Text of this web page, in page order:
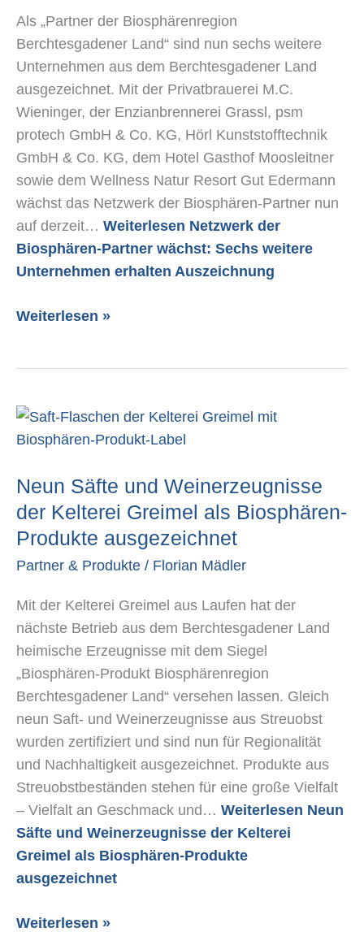
Als „Partner der Biosphärenregion
Berchtesgadener Land“ sind nun sechs weitere
Unternehmen aus dem Berchtesgadener Land
ausgezeichnet. Mit der Privatbrauerei M.C.
Wieninger, der Enzianbrennerei Grassl, psm
protech GmbH & Co. KG, Hörl Kunststofftechnik
GmbH & Co. KG, dem Hotel Gasthof Moosleitner
sowie dem Wellness Natur Resort Gut Edermann
wächst das Netzwerk der Biosphären-Partner nun
auf derzeit… Weiterlesen Netzwerk der
Biosphären-Partner wächst: Sechs weitere
Unternehmen erhalten Auszeichnung
Weiterlesen »
Neun Säfte und Weinerzeugnisse
der Kelterei Greimel als Biosphären-
Produkte ausgezeichnet
Partner & Produkte / Florian Mädler
Mit der Kelterei Greimel aus Laufen hat der
nächste Betrieb aus dem Berchtesgadener Land
heimische Erzeugnisse mit dem Siegel
„Biosphären-Produkt Biosphärenregion
Berchtesgadener Land“ versehen lassen. Gleich
neun Saft- und Weinerzeugnisse aus Streuobst
wurden zertifiziert und sind nun für Regionalität
und Nachhaltigkeit ausgezeichnet. Produkte aus
Streuobstbeständen stehen für eine große Vielfalt
– Vielfalt an Geschmack und… Weiterlesen Neun
Säfte und Weinerzeugnisse der Kelterei
Greimel als Biosphären-Produkte
ausgezeichnet
Neun
Säfte
Weinerzeugnisse
der
Kelterei
als
Biosphären-
Produkte
ausgezeichnet
Weiterlesen »